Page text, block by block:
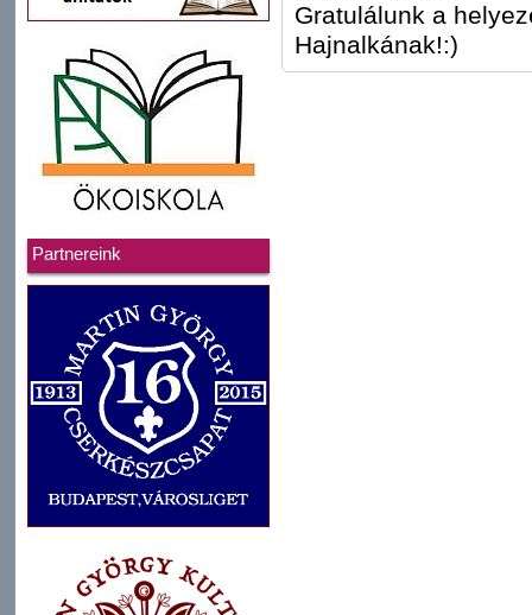
Partnereink
Gratulálunk a
Hajnalkának!:)